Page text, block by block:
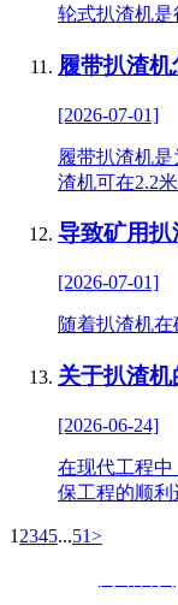
轮式扒渣机是
履带扒渣
[2026-07-01]
履带扒渣机
渣机可在2.2
导致矿用
[2026-07-01]
随着扒渣机
关于扒渣
[2026-06-24]
在现代工程
保工程的顺利
1 2345...51>